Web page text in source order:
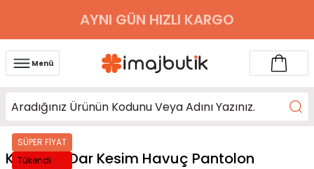
AYNI GÜN HIZLI KARGO
Menü
SÜPER FİYAT
Tükendi
Koyu Bej Dar Kesim Havuç Pantolon